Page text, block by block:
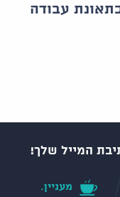
עבודה
המייל שלך!
מעניין.